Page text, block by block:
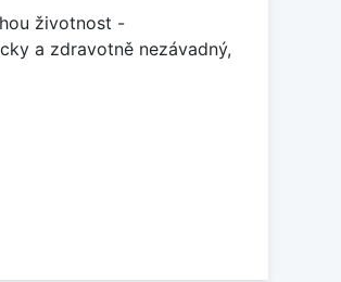
životnost -
a zdravotně nezávadný,